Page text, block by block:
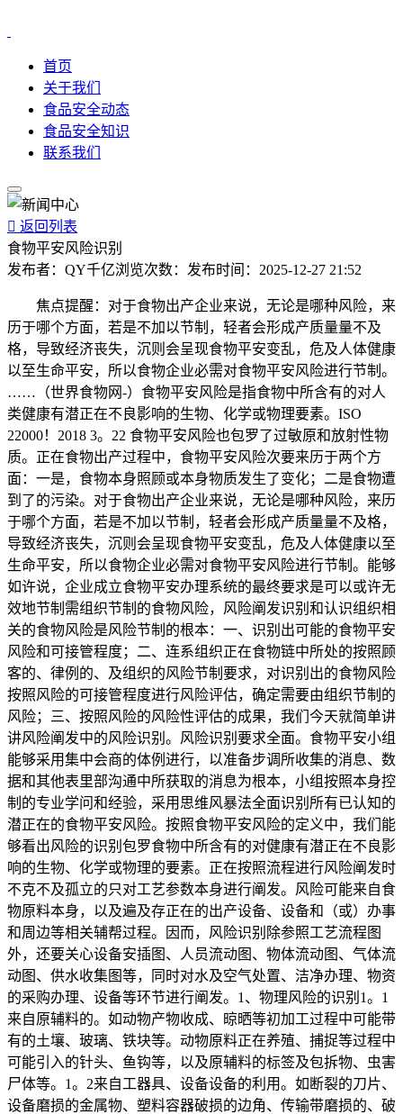
首页
关于我们
食品安全动态
食品安全知识
联系我们
 返回列表
食物平安风险识别
发布者： QY千亿浏览次数： 发布时间： 2025-12-27 21:52
焦点提醒：对于食物出产企业来说，无论是哪种风险，来
历于哪个方面，若是不加以节制，轻者会形成产质量量不及
格，导致经济丧失，沉则会呈现食物平安变乱，危及人体健康
以至生命平安，所以食物企业必需对食物平安风险进行节制。
……（世界食物网-）食物平安风险是指食物中所含有的对人
类健康有潜正在不良影响的生物、化学或物理要素。ISO
22000！2018 3。22 食物平安风险也包罗了过敏原和放射性物
质。正在食物出产过程中，食物平安风险次要来历于两个方
面：一是，食物本身照顾或本身物质发生了变化；二是食物遭
到了的污染。对于食物出产企业来说，无论是哪种风险，来历
于哪个方面，若是不加以节制，轻者会形成产质量量不及格，
导致经济丧失，沉则会呈现食物平安变乱，危及人体健康以至
生命平安，所以食物企业必需对食物平安风险进行节制。能够
如许说，企业成立食物平安办理系统的最终要求是可以或许无
效地节制需组织节制的食物风险，风险阐发识别和认识组织相
关的食物风险是风险节制的根本：一、识别出可能的食物平安
风险和可接管程度；二、连系组织正在食物链中所处的按照顾
客的、律例的、及组织的风险节制要求，对识别出的食物风险
按照风险的可接管程度进行风险评估，确定需要由组织节制的
风险；三、按照风险的风险性评估的成果，我们今天就简单讲
讲风险阐发中的风险识别。风险识别要求全面。食物平安小组
能够采用集中会商的体例进行，以准备步调所收集的消息、数
据和其他表里部沟通中所获取的消息为根本，小组按照本身控
制的专业学问和经验，采用思维风暴法全面识别所有已认知的
潜正在的食物平安风险。按照食物平安风险的定义中，我们能
够看出风险的识别包罗食物中所含有的对健康有潜正在不良影
响的生物、化学或物理的要素。正在按照流程进行风险阐发时
不克不及孤立的只对工艺参数本身进行阐发。风险可能来自食
物原料本身，以及遍及存正在的出产设备、设备和（或）办事
和周边等相关辅帮过程。因而，风险识别除参照工艺流程图
外，还要关心设备安插图、人员流动图、物体流动图、气体流
动图、供水收集图等，同时对水及空气处置、洁净办理、物资
的采购办理、设备等环节进行阐发。1、物理风险的识别1。1
来自原辅料的。如动物产物收成、晾晒等初加工过程中可能带
有的土壤、玻璃、铁块等。动物原料正在养殖、捕捉等过程中
可能引入的针头、鱼钩等，以及原辅料的标签及包拆物、虫害
尸体等。1。2来自工器具、设备设备的利用。如断裂的刀片、
设备磨损的金属物、塑料容器破损的边角、传输带磨损的、破